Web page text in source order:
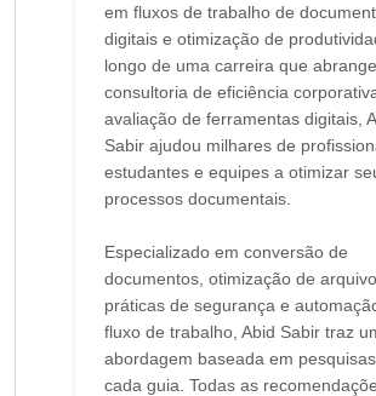
em fluxos de trabalho de
digitais e otimização de
longo de uma carreira que abrange
consultoria de eficiência
avaliação de ferramentas digitais,
Sabir ajudou milhares de
estudantes e equipes a otimizar
processos documentais.
Especializado em conversão de
documentos, otimização de
práticas de segurança e
fluxo de trabalho, Abid Sabir traz
abordagem baseada em
cada guia. Todas as